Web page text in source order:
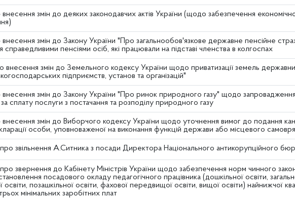
змін до деяких законодавчих актів України (щодо забезпечення
змін до Закону України "Про загальнообов'язкове державне пенсійне
пенсіями осіб, які працювали на підставі членства в колгоспах
внесення змін до Земельного кодексу України щодо приватизації земель
підприємств, установ та організацій"
змін до Закону України "Про ринок природного газу" щодо
за сплату послуги з постачання та розподілу природного газу
змін до Виборчого кодексу України щодо уточнення вимог до подання
особи, уповноваженої на виконання функцій держави або місцевого
звільнення А.Ситника з посади Директора Національного антикорупційного
звернення до Кабінету Міністрів України щодо забезпечення норм чинного
посадового окладу педагогічного працівника (дошкільної освіти,
освіти, позашкільної освіти, фахової передвищої освіти, вищої освіти) найнижчої
мінімальних заробітних плат